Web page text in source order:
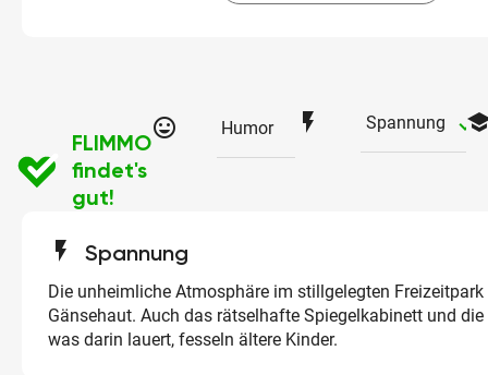
FLIMMO
findet's
gut!
tag_faces Humor flash_on Spannung
flash_on Spannung
Die unheimliche Atmosphäre im stillgelegten
Gänsehaut. Auch das rätselhafte Spiegelkabinett und die
was darin lauert, fesseln ältere Kinder.